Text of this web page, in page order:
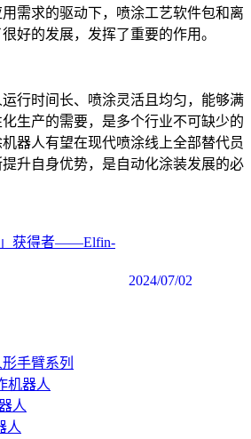
需求的驱动下，喷涂工艺软件包和离
好的发展，发挥了重要的作用。
行时间长、喷涂灵活且均匀，能够满
生产的需要，是多个行业不可缺少的
器人有望在现代喷涂线上全部替代员
升自身优势，是自动化涂装发展的必
」获得者——Elfin-
2024/07/02
手臂系列
机器人
人
人